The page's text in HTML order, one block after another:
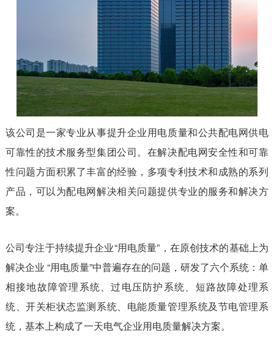
该公司是一家专业从事提升企业用电质量和公共配电网供电
可靠性的技术服务型集团公司。在解决配电网安全性和可靠
性问题方面积累了丰富的经验，多项专利技术和成熟的系列
产品，可以为配电网解决相关问题提供专业的服务和解决方
案。
公司专注于持续提升企业“用电质量”，在原创技术的基础上为
解决企业 “用电质量”中普遍存在的问题，研发了六个系统：单
相接地故障管理系统、过电压防护系统、短路故障处理系
统、开关柜状态监测系统、电能质量管理系统及节电管理系
统，基本上构成了一天电气企业用电质量解决方案。